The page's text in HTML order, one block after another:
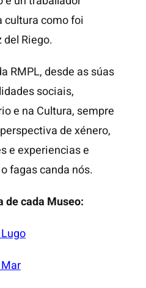
cultura como foi
Riego.
RMPL, desde as súas
sociais,
e na Cultura, sempre
de xénero,
e experiencias e
fagas canda nós.
de cada Museo: